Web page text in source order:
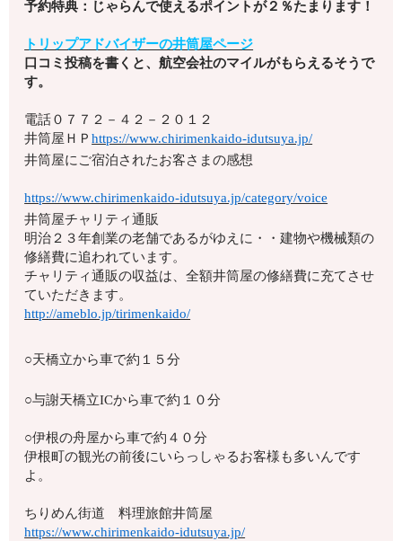
予約特典：じゃらんで使えるポイントが２％たまります！
トリップアドバイザーの井筒屋ページ
口コミ投稿を書くと、航空会社のマイルがもらえるそうで
す。
電話０７７２－４２－２０１２
井筒屋ＨＰhttps://www.chirimenkaido-idutsuya.jp/
井筒屋にご宿泊されたお客さまの感想
https://www.chirimenkaido-idutsuya.jp/category/voice
井筒屋チャリティ通販
明治２３年創業の老舗であるがゆえに・・建物や機械類の
修繕費に追われています。
チャリティ通販の収益は、全額井筒屋の修繕費に充てさせ
ていただきます。
http://ameblo.jp/tirimenkaido/
○天橋立から車で約１５分
○与謝天橋立ICから車で約１０分
○伊根の舟屋から車で約４０分
伊根町の観光の前後にいらっしゃるお客様も多いんです
よ。
ちりめん街道 料理旅館井筒屋
https://www.chirimenkaido-idutsuya.jp/